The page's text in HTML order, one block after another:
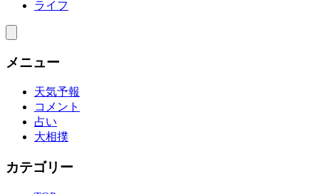
ライフ
メニュー
天気予報
コメント
占い
大相撲
カテゴリー